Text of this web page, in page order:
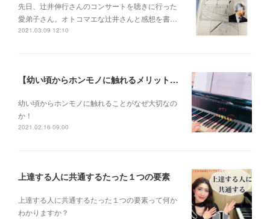
先日、辻井伸行さんのコンサートを 聴きに行った
愛弟子さん。 オトコマエな辻井さんと 感想を書…
2021.03.09 12:10
【幼い頃からホンモノに触れるメリットとは？】
幼い頃からホンモノに 触れることがなぜ大切なの
か！
2021.02.16 09:00
上達する人に共通するたった１つの要素
上達する人に共通するたった１つの要素って何か
わかりますか？